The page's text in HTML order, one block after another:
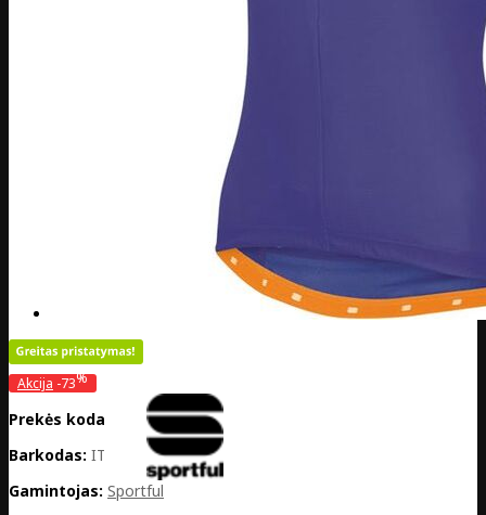
Akcija -73%
Prekės kodas:
IT03-1101234313
Barkodas: IT03-1101234313
Gamintojas: Sportful